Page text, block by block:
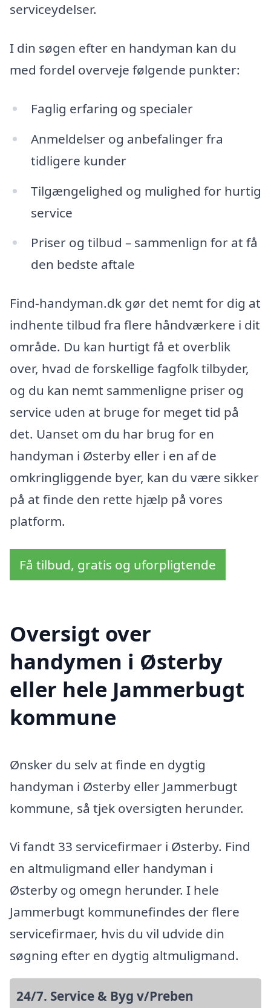
serviceydelser.
I din søgen efter en handyman kan du
med fordel overveje følgende punkter:
Faglig erfaring og specialer
Anmeldelser og anbefalinger fra
tidligere kunder
Tilgængelighed og mulighed for hurtig
service
Priser og tilbud – sammenlign for at få
den bedste aftale
Find-handyman.dk gør det nemt for dig at
indhente tilbud fra flere håndværkere i dit
område. Du kan hurtigt få et overblik
over, hvad de forskellige fagfolk tilbyder,
og du kan nemt sammenligne priser og
service uden at bruge for meget tid på
det. Uanset om du har brug for en
handyman i Østerby eller i en af de
omkringliggende byer, kan du være sikker
på at finde den rette hjælp på vores
platform.
Få tilbud, gratis og uforpligtende
Oversigt over
handymen i Østerby
eller hele Jammerbugt
kommune
Ønsker du selv at finde en dygtig
handyman i Østerby eller Jammerbugt
kommune, så tjek oversigten herunder.
Vi fandt 33 servicefirmaer i Østerby. Find
en altmuligmand eller handyman i
Østerby og omegn herunder. I hele
Jammerbugt kommunefindes der flere
servicefirmaer, hvis du vil udvide din
søgning efter en dygtig altmuligmand.
24/7. Service & Byg v/Preben